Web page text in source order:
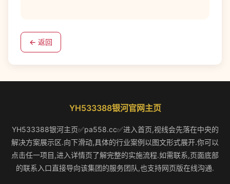
← 返回
YH533388银河官网主页
YH533388银河主页✅pa558.cc✅进入首页,视线会先落在中央的
解决方案展示区.向下滑动,具体的行业案例以图文形式展开.你可以
点击任一项目,进入详情页了解完整的实施流程.如需联系,页面底部
的联系入口直接导向该集团的服务团队,也支持网页版在线沟通.